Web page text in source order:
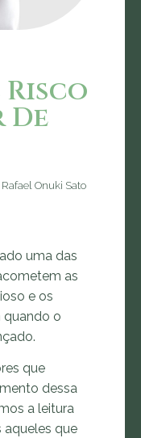
Risco
De
Rafael Onuki Sato
uma das
as
e os
quando o
que
dessa
a leitura
aqueles que